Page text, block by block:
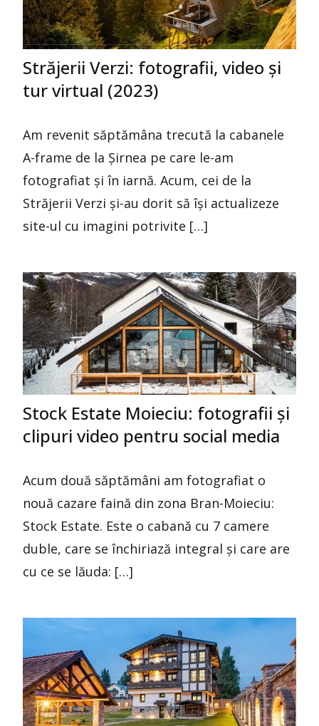
Străjerii Verzi: fotografii, video și
tur virtual (2023)
Am revenit săptămâna trecută la cabanele
A-frame de la Șirnea pe care le-am
fotografiat și în iarnă. Acum, cei de la
Străjerii Verzi și-au dorit să își actualizeze
site-ul cu imagini potrivite […]
Stock Estate Moieciu: fotografii și
clipuri video pentru social media
Acum două săptămâni am fotografiat o
nouă cazare faină din zona Bran-Moieciu:
Stock Estate. Este o cabană cu 7 camere
duble, care se închiriază integral și care are
cu ce se lăuda: […]